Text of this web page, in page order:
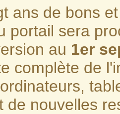
ans de bons
portail sera
au 1er
complète de
de nouvelles